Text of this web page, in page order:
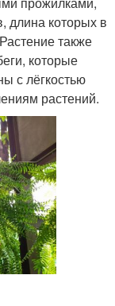
длина которых в
также
которые
с лёгкостью
растений.